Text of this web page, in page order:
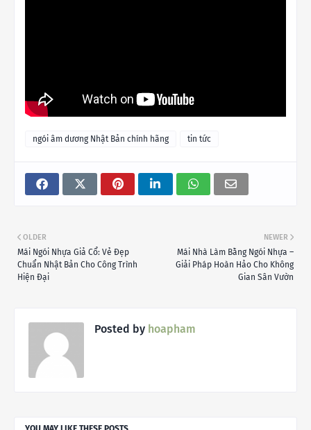
ngói âm dương Nhật Bản chính hãng tin tức
NEWER
Mái Nhà Làm Bằng Ngói Nhựa –
Giải Pháp Hoàn Hảo Cho Không
Gian Sân Vườn
OLDER
Mái Ngói Nhựa Giả Cổ: Vẻ Đẹp
Chuẩn Nhật Bản Cho Công Trình
Hiện Đại
Posted by hoapham